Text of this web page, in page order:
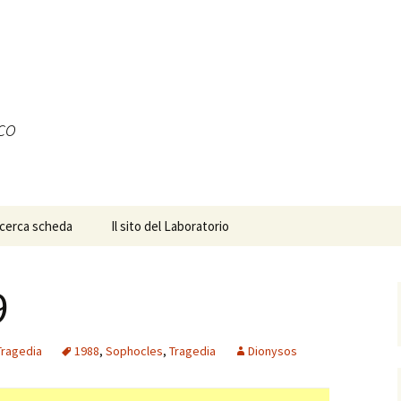
scheda Il sito del Laboratorio
1988, Sophocles, Tragedia Dionysos